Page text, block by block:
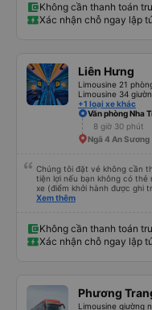
Không cần thanh toán
Xác nhận chỗ ngay lập
Liên Hưng
Limousine 21
Limousine 34
+1 loại xe khác
Văn phòng Nha
8 giờ 30 phút
Ngã 4 An Sương
Chúng tôi đặt vé không cần
tiện lợi nếu bạn không có thẻ
xe (điểm khởi hành được ghi
Chúng tôi cũng quyết định
ấm hoặc áo khoác mỏng, vì
cũ, nhưng vẫn có sẵn. Cổng
vệ sinh. Mọi thứ khá sạch sẽ.
được đưa đến ga bằng xe
suốt chuyến đi, và có thể sẽ
chọn công ty này và đặt chỗ
Xem thêm
Không cần thanh toán
Xác nhận chỗ ngay lập
Phương
Limousine giường